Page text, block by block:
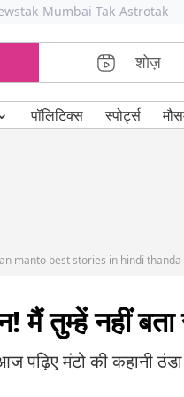
Mumbai Tak Astrotak
शोज़
पॉलिटिक्स स्पोर्ट्स
manto best stories in hindi
मैं तुम्हें नहीं
पढ़िए मंटो की कहानी